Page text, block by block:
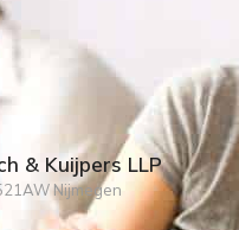
& Kuijpers LLP
Nijmegen